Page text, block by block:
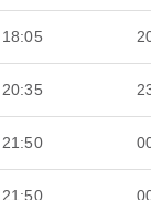
18:05
20:35
21:50
21:50